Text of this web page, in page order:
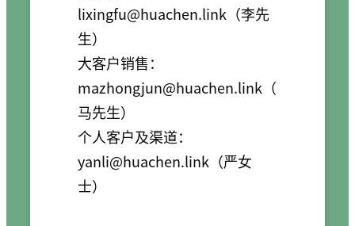
lixingfu@huachen.link （李先
生）
大客户销售：
mazhongjun@huachen.link （
马先生）
个人客户及渠道：
yanli@huachen.link （严女
士）